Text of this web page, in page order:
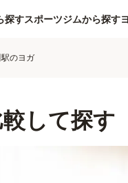
探すスポーツジムから探す
のヨガ
して探す